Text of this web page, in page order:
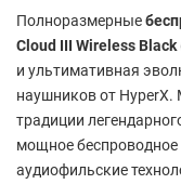
Полноразмерные
Cloud III Wireless
и ультимативная
наушников от HyperX.
традиции
мощное
аудиофильские